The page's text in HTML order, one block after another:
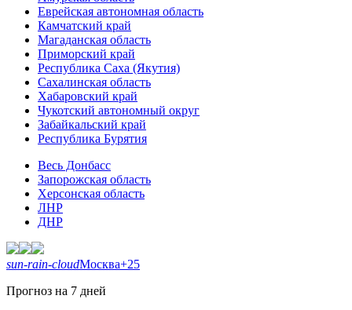
Еврейская автономная область
Камчатский край
Магаданская область
Приморский край
Республика Саха (Якутия)
Сахалинская область
Хабаровский край
Чукотский автономный округ
Забайкальский край
Республика Бурятия
Весь Донбасс
Запорожская область
Херсонская область
ЛНР
ДНР
sun-rain-cloudМосква+25
Прогноз на 7 дней